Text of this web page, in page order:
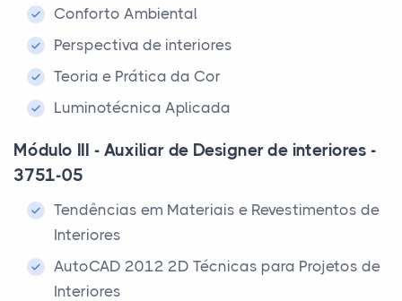
Conforto Ambiental
Perspectiva de interiores
Teoria e Prática da Cor
Luminotécnica Aplicada
Módulo III - Auxiliar de Designer de interiores -
3751-05
Tendências em Materiais e Revestimentos de
Interiores
AutoCAD 2012 2D Técnicas para Projetos de
Interiores